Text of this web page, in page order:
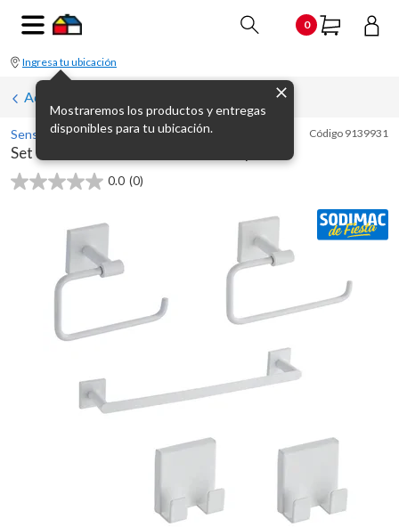
0
Ingresa tu ubicación
Mostraremos los productos y entregas
disponibles para tu ubicación.
Accesorios de pared para baño
Sensi D' Acqua Código 9139931
Set de accesorios de baño Bianco 5 piezas
0.0 (0)
0.0